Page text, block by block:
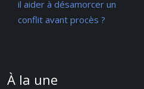
il aider à désamorcer un
conflit avant procès ?
À la une